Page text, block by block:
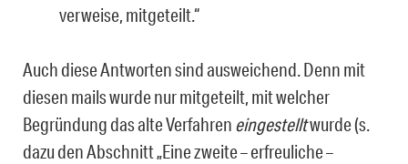
verweise, mitgeteilt.“
Auch diese Antworten sind ausweichend. Denn mit
diesen mails wurde nur mitgeteilt, mit welcher
Begründung das alte Verfahren eingestelltwurde (s.
dazu den Abschnitt „Eine zweite – erfreuliche –